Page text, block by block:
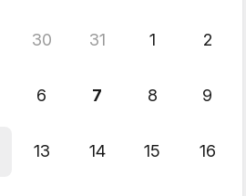
30 31 1 2
6 7 8 9
13 14 15 16